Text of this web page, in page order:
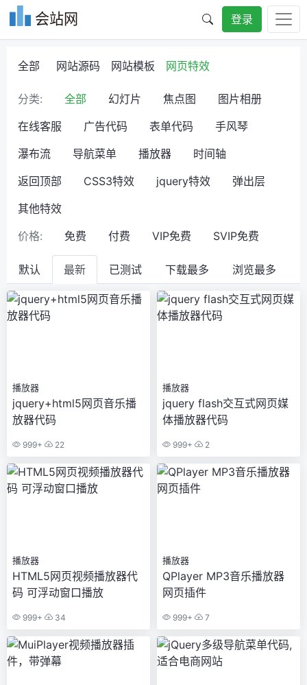
会站网 登录
全部 网站源码 网站模板 网页特效
分类: 全部 幻灯片 焦点图
图片相册
在线客服
广告代码 表单代码
手风琴
瀑布流
导航菜单 播放器
时间轴
返回顶部
CSS3特效 jquery特效
弹出层
其他特效
价格:
免费 付费 VIP免费 SVIP免费
默认 最新 已测试 下载最多 浏览最多
播放器
jquery+html5网页音乐播
放器代码
999+ 22
播放器
jquery flash交互式网页媒
体播放器代码
999+ 2
播放器
HTML5网页视频播放器代
码 可浮动窗口播放
999+ 34
播放器
QPlayer MP3音乐播放器
网页插件
999+ 7